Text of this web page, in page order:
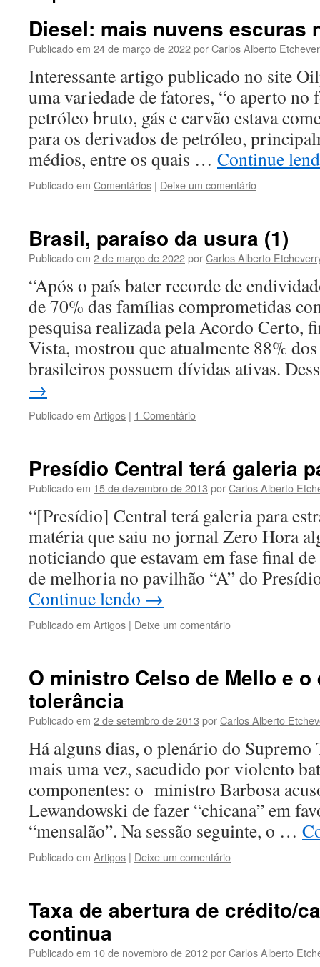
Diesel: mais nuvens escuras
Publicado em 24 de março de 2022porCarlos Alberto
Interessante artigo publicado no site
uma variedade de fatores, “o aperto no
petróleo bruto, gás e carvão estava
para os derivados de petróleo,
médios, entre os quais … Continue
Publicado em Comentários | Deixe um comentário
Brasil, paraíso da usura (1)
Publicado em 2 de março de 2022porCarlos Alberto
“Após o país bater recorde de
de 70% das famílias comprometidas
pesquisa realizada pela Acordo Certo,
Vista, mostrou que atualmente 88%
brasileiros possuem dívidas ativas.
→
Publicado em Artigos | 1 Comentário
Presídio Central terá galeria
Publicado em 15 de dezembro de 2013 porCarlos Alberto
“[Presídio] Central terá galeria para
matéria que saiu no jornal Zero Hora
noticiando que estavam em fase final
de melhoria no pavilhão “A” do
Continue lendo →
Publicado em Artigos | Deixe um comentário
O ministro Celso de Mello e o
tolerância
Publicado em 2 de setembro de 2013 porCarlos Alberto
Há alguns dias, o plenário do
mais uma vez, sacudido por violento
componentes: o ministro Barbosa
Lewandowski de fazer “chicana” em
“mensalão”. Na sessão seguinte, o …
Publicado em Artigos | Deixe um comentário
Taxa de abertura de crédito/
continua
Publicado em 10 de novembro de 2012porCarlos Alberto